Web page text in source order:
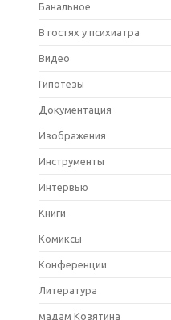
Банальное
В гостях у психиатра
Видео
Гипотезы
Документация
Изображения
Инструменты
Интервью
Книги
Комиксы
Конференции
Литература
мадам Козятина